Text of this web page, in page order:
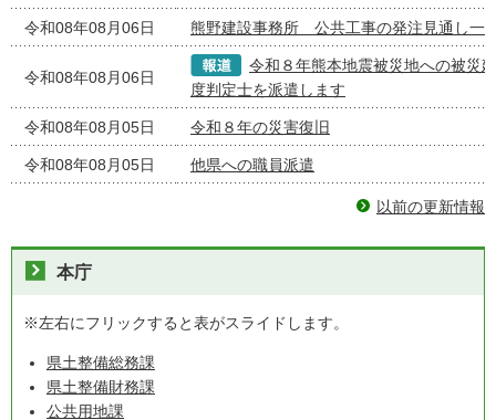
令和08年08月06日 熊野建設事務所 公共工事の発注見通し一
令和08年08月06日
令和８年熊本地震被災地への被災
度判定士を派遣します
令和08年08月05日 令和８年の災害復旧
令和08年08月05日 他県への職員派遣
以前の更新情報
本庁
※左右にフリックすると表がスライドします。
県土整備総務課
県土整備財務課
公共用地課